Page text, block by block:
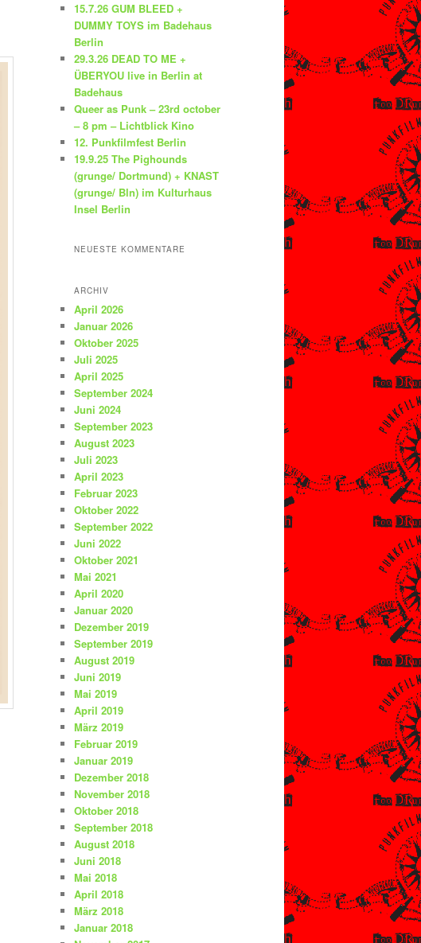
n
15.7.26 GUM BLEED +
DUMMY TOYS im Badehaus
Berlin
29.3.26 DEAD TO ME +
ÜBERYOU live in Berlin at
Badehaus
Queer as Punk – 23rd october
– 8 pm – Lichtblick Kino
12. Punkfilmfest Berlin
19.9.25 The Pighounds
(grunge/ Dortmund) + KNAST
(grunge/ Bln) im Kulturhaus
Insel Berlin
NEUESTE KOMMENTARE
ARCHIV
April 2026
Januar 2026
Oktober 2025
Juli 2025
April 2025
September 2024
Juni 2024
September 2023
August 2023
Juli 2023
April 2023
Februar 2023
Oktober 2022
September 2022
Juni 2022
Oktober 2021
Mai 2021
April 2020
Januar 2020
Dezember 2019
September 2019
August 2019
Juni 2019
Mai 2019
April 2019
März 2019
Februar 2019
Januar 2019
Dezember 2018
November 2018
Oktober 2018
September 2018
August 2018
Juni 2018
Mai 2018
April 2018
März 2018
Januar 2018